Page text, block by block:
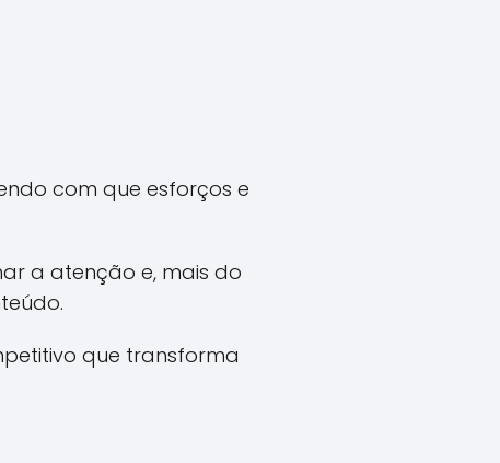
com que esforços e
a atenção e, mais do
que transforma